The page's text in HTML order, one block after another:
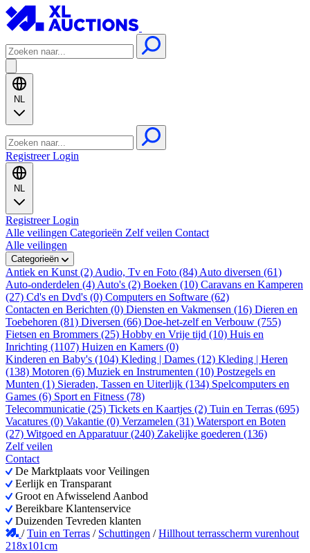
NL
RegistreerLogin
NL
RegistreerLogin
Alle veilingen Categorieën Zelf veilen Contact
Alle veilingen
Categorieën
Antiek en Kunst (2) Audio, Tv en Foto (84) Auto diversen (61)
Auto-onderdelen (4) Auto's (2) Boeken (10) Caravans en Kamperen
(27) Cd's en Dvd's (0) Computers en Software (62)
Contacten en Berichten (0) Diensten en Vakmensen (16) Dieren en
Toebehoren (81) Diversen (66) Doe-het-zelf en Verbouw (755)
Fietsen en Brommers (25) Hobby en Vrije tijd (10) Huis en
Inrichting (1107) Huizen en Kamers (0)
Kinderen en Baby's (104) Kleding | Dames (12) Kleding | Heren
(138) Motoren (6) Muziek en Instrumenten (10) Postzegels en
Munten (1) Sieraden, Tassen en Uiterlijk (134) Spelcomputers en
Games (6) Sport en Fitness (78)
Telecommunicatie (25) Tickets en Kaartjes (2) Tuin en Terras (695)
Vacatures (0) Vakantie (0) Verzamelen (31) Watersport en Boten
(27) Witgoed en Apparatuur (240) Zakelijke goederen (136)
Zelf veilen
Contact
De Marktplaats voor Veilingen
Eerlijk en Transparant
Groot en Afwisselend Aanbod
Bereikbare Klantenservice
Duizenden Tevreden klanten
/Tuin en Terras / Schuttingen /Hillhout terrasscherm vurenhout
218x101cm